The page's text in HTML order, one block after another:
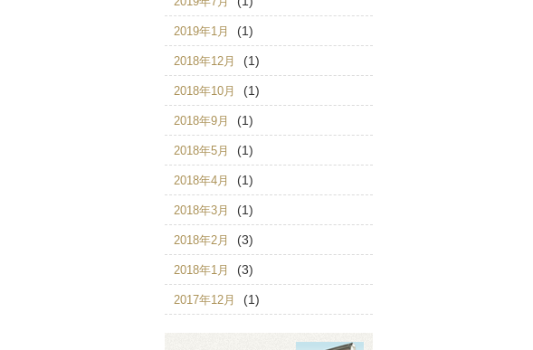
2019年1月 (1)
2018年12月 (1)
2018年10月 (1)
2018年9月 (1)
2018年5月 (1)
2018年4月 (1)
2018年3月 (1)
2018年2月 (3)
2018年1月 (3)
2017年12月 (1)